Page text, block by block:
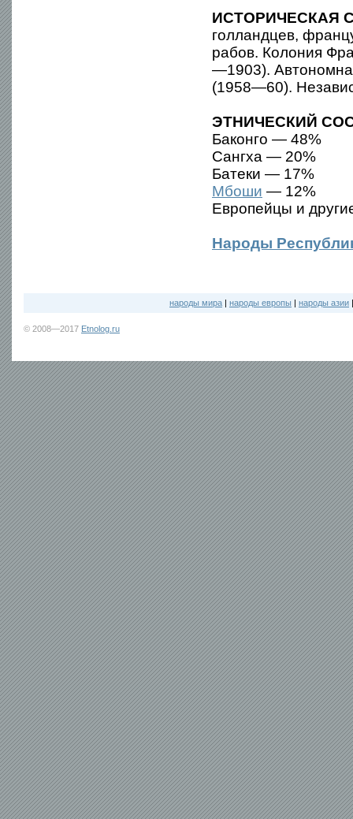
ИСТОРИЧЕСКАЯ
голландцев,
рабов. Колония
—1903).
(1958—60).
ЭТНИЧЕСКИЙ
Баконго — 48%
Сангха — 20%
Батеки — 17%
Мбоши — 12%
Европейцы и
Народы
народы мира | народы европы | народы азии
© 2008—2017 Etnolog.ru